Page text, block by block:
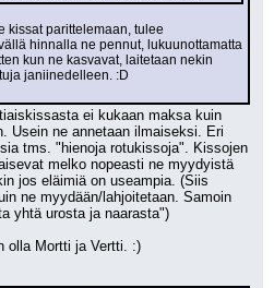
kissat parittelemaan, tulee
hinnalla ne pennut, lukuunottamatta
kun ne kasvavat, laitetaan nekin
janiinedelleen. :D
Usein ne annetaan ilmaiseksi. Eri
tms. "hienoja rotukissoja". Kissojen
melko nopeasti ne myydyistä
jos eläimiä on useampia. (Siis
ne myydään/lahjoitetaan. Samoin
yhtä urosta ja naarasta")
olla Mortti ja Vertti. :)